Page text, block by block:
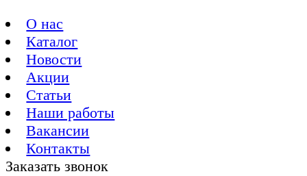
О нас
Каталог
Новости
Акции
Статьи
Наши работы
Вакансии
Контакты
Заказать звонок